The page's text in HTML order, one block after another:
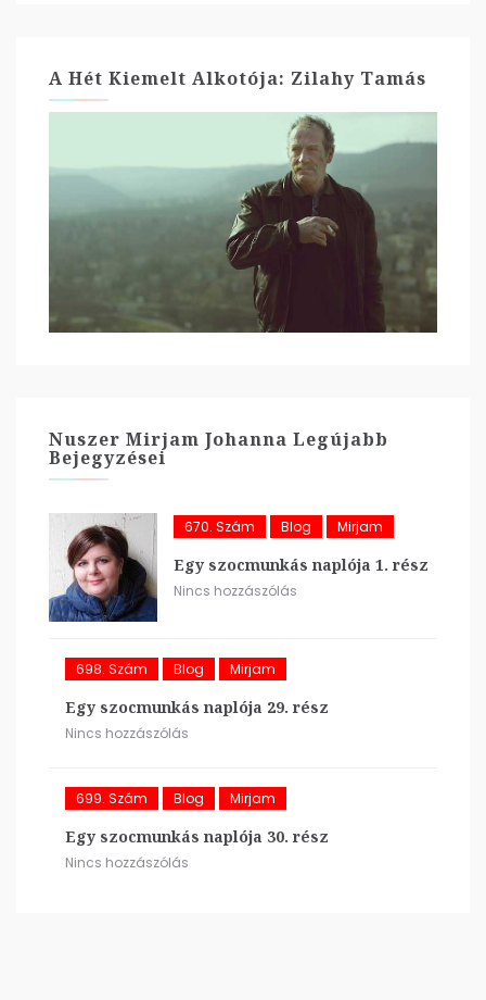
A Hét Kiemelt Alkotója: Zilahy Tamás
Nuszer Mirjam Johanna Legújabb
Bejegyzései
670. Szám Blog Mirjam
Egy szocmunkás naplója 1. rész
Nincs hozzászólás
698. Szám Blog Mirjam
Egy szocmunkás naplója 29. rész
Nincs hozzászólás
699. Szám Blog Mirjam
Egy szocmunkás naplója 30. rész
Nincs hozzászólás